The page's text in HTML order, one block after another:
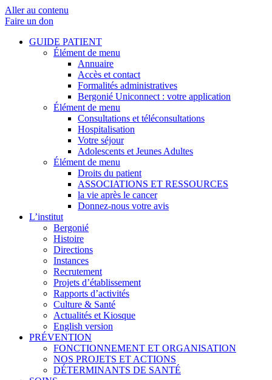
Aller au contenu
Faire un don
GUIDE PATIENT
Élément de menu
Annuaire
Accès et contact
Formalités administratives
Bergonié Uniconnect : votre application
Élément de menu
Consultations et téléconsultations
Hospitalisation
Votre séjour
Adolescents et Jeunes Adultes
Élément de menu
Droits du patient
ASSOCIATIONS ET RESSOURCES
la vie après le cancer
Donnez-nous votre avis
L’institut
Bergonié
Histoire
Directions
Instances
Recrutement
Projets d’établissement
Rapports d’activités
Culture & Santé
Actualités et Kiosque
English version
PRÉVENTION
FONCTIONNEMENT ET ORGANISATION
NOS PROJETS ET ACTIONS
DÉTERMINANTS DE SANTÉ